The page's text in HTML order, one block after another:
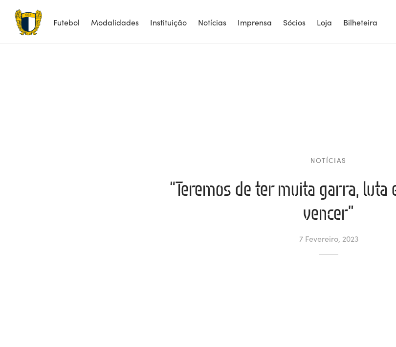
Futebol Modalidades Instituição Notícias Imprensa Sócios Loja Bilheteira
NOTÍCIAS
“Teremos de ter muita garra, luta
vencer”
7 Fevereiro, 2023